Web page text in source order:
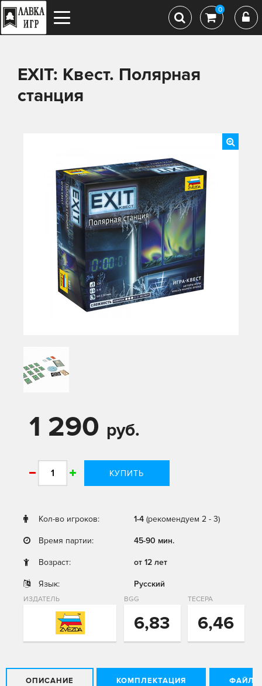
0
EXIT: Квест. Полярная
станция
1 290 руб.
КУПИТЬ
Кол-во игроков: 1-4 (рекомендуем 2 - 3)
Время партии: 45-90 мин.
Возраст: от 12 лет
Язык: Русский
ИЗДАТЕЛЬ BGG
6,83
ТЕСЕРА
6,46
ОПИСАНИЕ КОМПЛЕКТАЦИЯ ФАЙЛЫ